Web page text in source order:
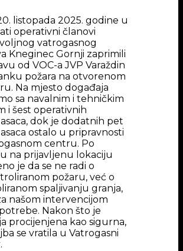
listopada 2025. godine u
operativni članovi
vatrogasnog
Kneginec Gornji zaprimili
od VOC-a JVP Varaždin
požara na otvorenom
Na mjesto događaja
sa navalnim i tehničkim
i šest operativnih
dok je dodatnih pet
ostalo u pripravnosti
centru. Po
na prijavljenu lokaciju
je da se ne radi o
požaru, već o
spaljivanju granja,
našom intervencijom
Nakon što je
procijenjena kao sigurna,
se vratila u Vatrogasni